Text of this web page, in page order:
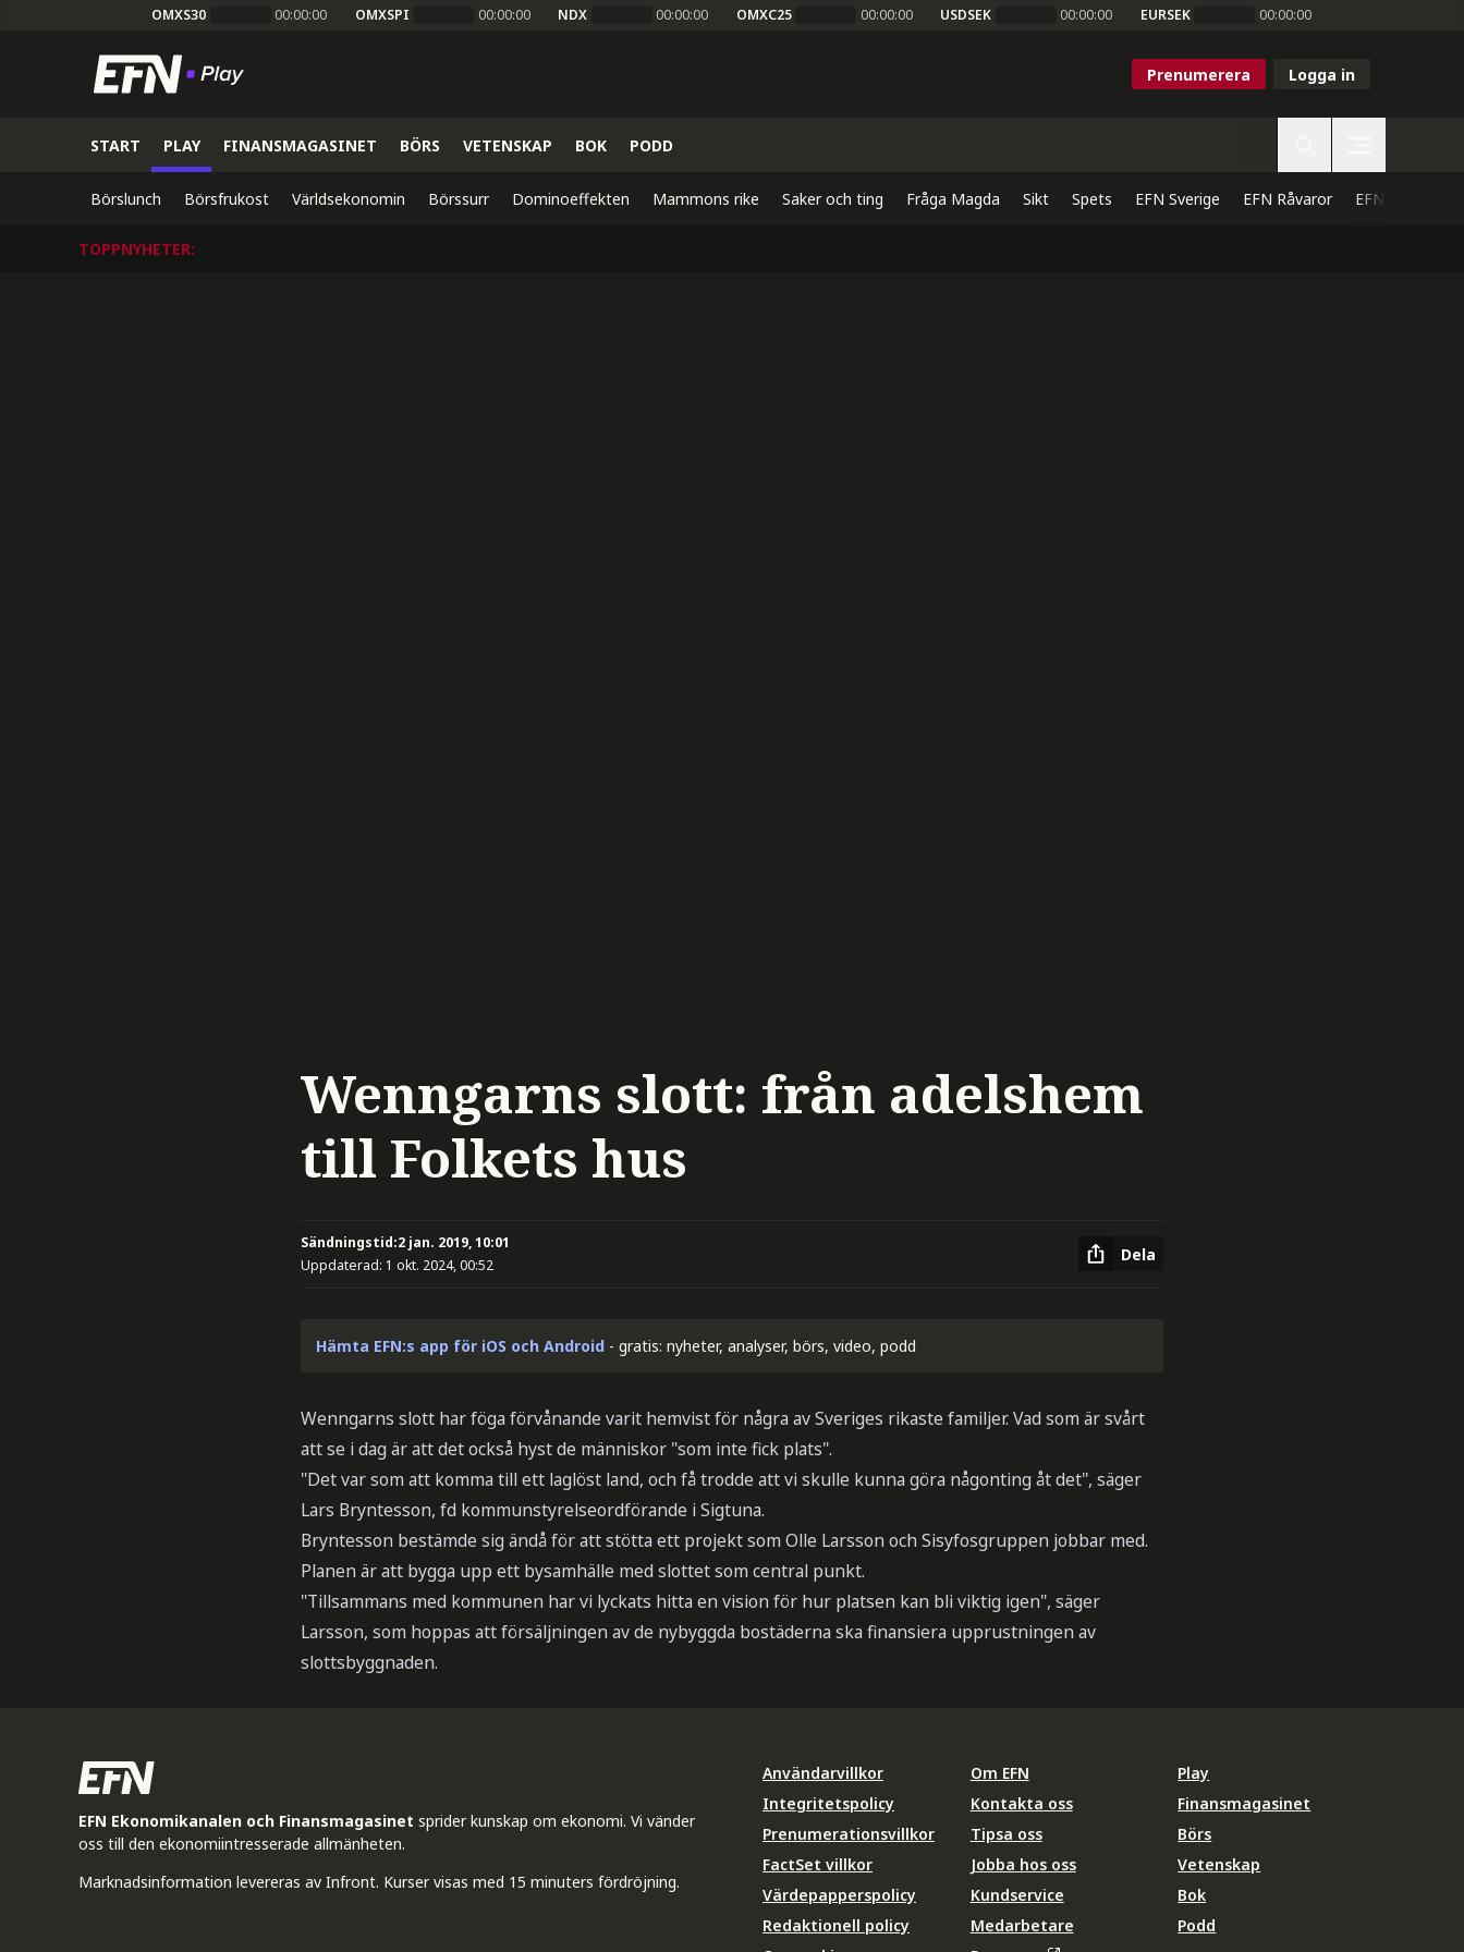
OMXS30 00:00:00 OMXSPI 00:00:00 NDX 00:00:00 OMXC25 00:00:00 USDSEK 00:00:00 EURSEK 00:00:00
Prenumerera Logga in
START PLAY FINANSMAGASINET BÖRS VETENSKAP BOK PODD
Börslunch Börsfrukost Världsekonomin Börssurr Dominoeffekten Mammons rike Saker och ting Fråga Magda Sikt Spets EFN Sverige EFN Råvaror EFN Direkt
TOPPNYHETER:
Wenngarns slott: från adelshem
till Folkets hus
Sändningstid:2 jan. 2019, 10:01
Uppdaterad: 1 okt. 2024, 00:52
Dela
Hämta EFN:s app för iOS och Android - gratis: nyheter, analyser, börs, video, podd
Wenngarns slott har föga förvånande varit hemvist för några av Sveriges rikaste familjer. Vad som är svårt
att se i dag är att det också hyst de människor "som inte fick plats".
"Det var som att komma till ett laglöst land, och få trodde att vi skulle kunna göra någonting åt det", säger
Lars Bryntesson, fd kommunstyrelseordförande i Sigtuna.
Bryntesson bestämde sig ändå för att stötta ett projekt som Olle Larsson och Sisyfosgruppen jobbar med.
Planen är att bygga upp ett bysamhälle med slottet som central punkt.
"Tillsammans med kommunen har vi lyckats hitta en vision för hur platsen kan bli viktig igen", säger
Larsson, som hoppas att försäljningen av de nybyggda bostäderna ska finansiera upprustningen av
slottsbyggnaden.
EFN Ekonomikanalen och Finansmagasinet sprider kunskap om ekonomi. Vi vänder
oss till den ekonomiintresserade allmänheten.
Marknadsinformation levereras av Infront. Kurser visas med 15 minuters fördröjning.
Användarvillkor
Integritetspolicy
Prenumerationsvillkor
FactSet villkor
Värdepapperspolicy
Redaktionell policy
Om EFN
Kontakta oss
Tipsa oss
Jobba hos oss
Kundservice
Medarbetare
Play
Finansmagasinet
Börs
Vetenskap
Bok
Podd